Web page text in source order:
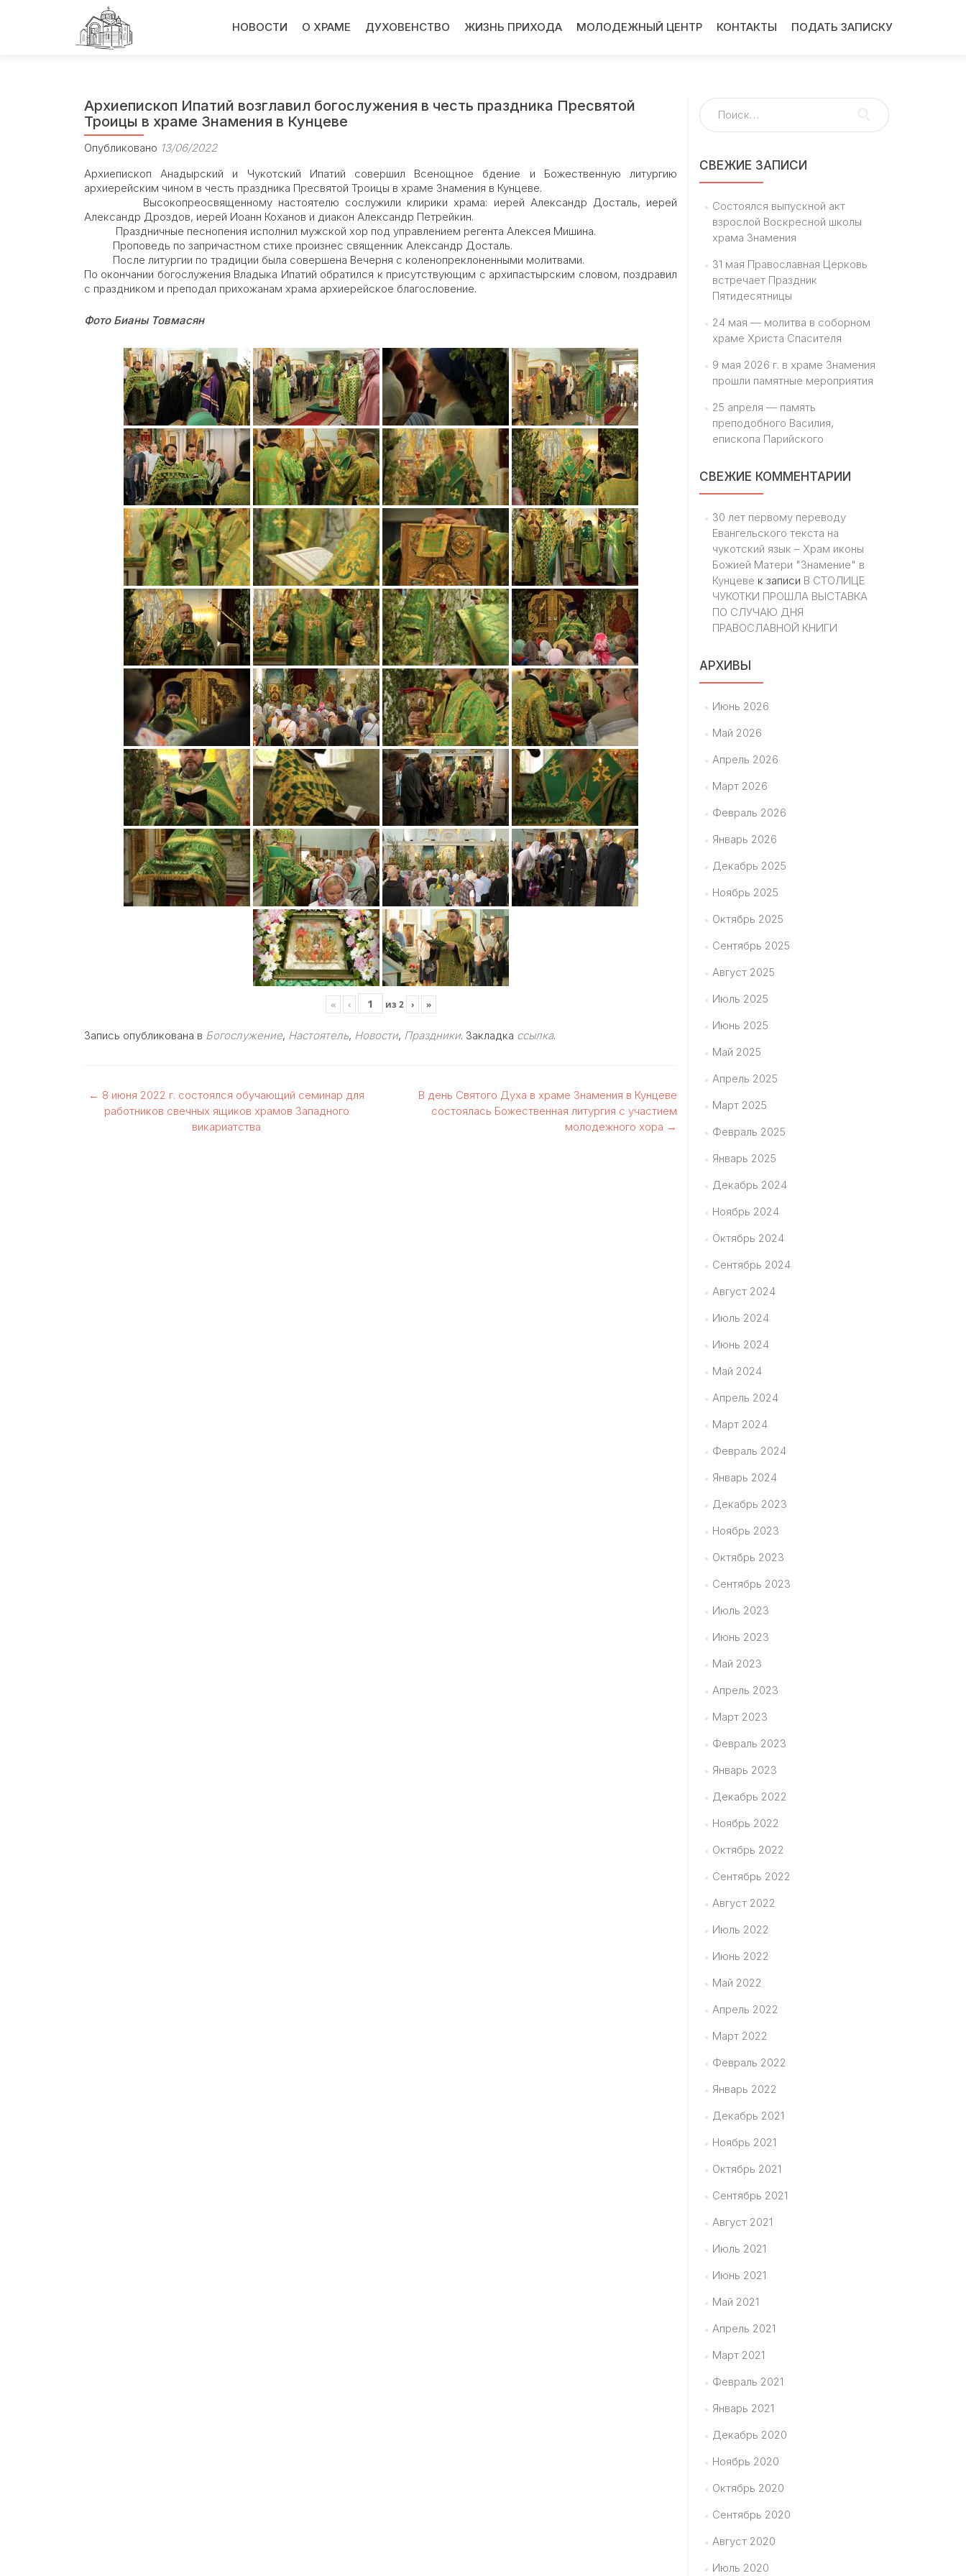
кНОВОСТИ О ХРАМЕ ДУХОВЕНСТВО ЖИЗНЬ ПРИХОДА МОЛОДЕЖНЫЙ ЦЕНТР КОНТАКТЫ ПОДАТЬ ЗАПИСКУ
Архиепископ Ипатий возглавил богослужения в честь праздника Пресвятой
Троицы в храме Знамения в Кунцеве
Опубликовано 13/06/2022
Архиепископ Анадырский и Чукотский Ипатий совершил Всенощное бдение и Божественную литургию
архиерейским чином в честь праздника Пресвятой Троицы в храме Знамения в Кунцеве.
Высокопреосвященному настоятелю сослужили клирики храма: иерей Александр Досталь, иерей
Александр Дроздов, иерей Иоанн Коханов и диакон Александр Петрейкин.
Праздничные песнопения исполнил мужской хор под управлением регента Алексея Мишина.
Проповедь по запричастном стихе произнес священник Александр Досталь.
После литургии по традиции была совершена Вечерня с коленопреклоненными молитвами.
По окончании богослужения Владыка Ипатий обратился к присутствующим с архипастырским словом, поздравил
с праздником и преподал прихожанам храма архиерейское благословение.
Фото Бианы Товмасян
« ‹ из 2 › »
Запись опубликована в Богослужение, Настоятель, Новости, Праздники. Закладка ссылка.
Навигация
← 8 июня 2022 г. состоялся обучающий семинар для
работников свечных ящиков храмов Западного
викариатства
В день Святого Духа в храме Знамения в Кунцеве
состоялась Божественная литургия с участием
молодежного хора →
Найти:
СВЕЖИЕ ЗАПИСИ
Состоялся выпускной акт
взрослой Воскресной школы
храма Знамения
31 мая Православная Церковь
встречает Праздник
Пятидесятницы
24 мая — молитва в соборном
храме Христа Спасителя
9 мая 2026 г. в храме Знамения
прошли памятные мероприятия
25 апреля — память
преподобного Василия,
епископа Парийского
СВЕЖИЕ КОММЕНТАРИИ
30 лет первому переводу
Евангельского текста на
чукотский язык – Храм иконы
Божией Матери "Знамение" в
Кунцеве к записи В СТОЛИЦЕ
ЧУКОТКИ ПРОШЛА ВЫСТАВКА
ПО СЛУЧАЮ ДНЯ
ПРАВОСЛАВНОЙ КНИГИ
АРХИВЫ
Июнь 2026
Май 2026
Апрель 2026
Март 2026
Февраль 2026
Январь 2026
Декабрь 2025
Ноябрь 2025
Октябрь 2025
Сентябрь 2025
Август 2025
Июль 2025
Июнь 2025
Май 2025
Апрель 2025
Март 2025
Февраль 2025
Январь 2025
Декабрь 2024
Ноябрь 2024
Октябрь 2024
Сентябрь 2024
Август 2024
Июль 2024
Июнь 2024
Май 2024
Апрель 2024
Март 2024
Февраль 2024
Январь 2024
Декабрь 2023
Ноябрь 2023
Октябрь 2023
Сентябрь 2023
Июль 2023
Июнь 2023
Май 2023
Апрель 2023
Март 2023
Февраль 2023
Январь 2023
Декабрь 2022
Ноябрь 2022
Октябрь 2022
Сентябрь 2022
Август 2022
Июль 2022
Июнь 2022
Май 2022
Апрель 2022
Март 2022
Февраль 2022
Январь 2022
Декабрь 2021
Ноябрь 2021
Октябрь 2021
Сентябрь 2021
Август 2021
Июль 2021
Июнь 2021
Май 2021
Апрель 2021
Март 2021
Февраль 2021
Январь 2021
Декабрь 2020
Ноябрь 2020
Октябрь 2020
Сентябрь 2020
Август 2020
Июль 2020